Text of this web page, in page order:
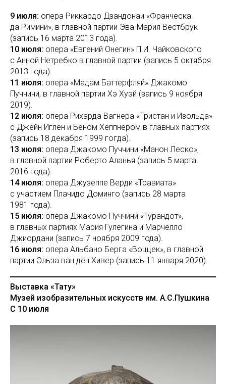
9 июля: опера Риккардо Дзандонаи «Франческа
да Римини», в главной партии Эва-Мария Вестбрук
(запись 16 марта 2013 года).
10 июля: опера «Евгений Онегин» П.И. Чайковского
с Анной Нетребко в главной партии (запись 5 октября
2013 года).
11 июля: опера «Мадам Баттерфляй» Джакомо
Пуччини, в главной партии Хэ Хуэй (запись 9 ноября
2019).
12 июля: опера Рихарда Вагнера «Тристан и Изольда»
с Джейн Иглен и Беном Хеппнером в главных партиях
(запись 18 декабря 1999 гогда).
13 июля: опера Джакомо Пуччини «Манон Леско»,
в главной партии Роберто Аланья (запись 5 марта
2016 года).
14 июля: опера Джузеппе Верди «Травиата»
с участием Плачидо Доминго (запись 28 марта
1981 года).
15 июля: опера Джакомо Пуччини «Турандот»,
в главных партиях Мария Гулегина и Марчелло
Джиордани (запись 7 ноября 2009 года).
16 июля: опера Альбано Берга «Воццек», в главной
партии Эльза ван ден Хивер (запись 11 января 2020).
Выставка «Тату»
Музей изобразительных искусств им. А.С.Пушкина
С 10 июля